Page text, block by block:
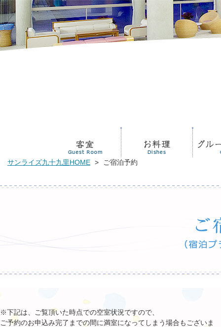
新着情報 リンク 交通案内
サンライズ九十九里HOME > ご宿泊予約
※下記は、ご覧頂いた時点での空室状況ですので、
ご予約のお申込み完了までの間に満室になってしまう場合もございま